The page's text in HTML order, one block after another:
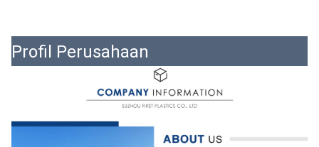
Profil Perusahaan